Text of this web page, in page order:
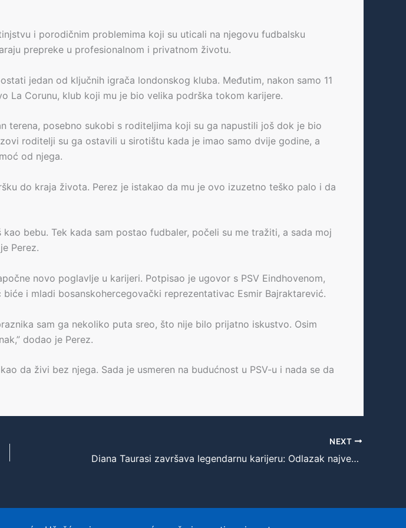
i porodičnim problemima koji su uticali na njegovu fudbalsku
prepreke u profesionalnom i privatnom životu.
jedan od ključnih igrača londonskog kluba. Međutim, nakon samo 11
La Corunu, klub koji mu je bio velika podrška tokom karijere.
posebno sukobi s roditeljima koji su ga napustili još dok je bio
roditelji su ga ostavili u sirotištu kada je imao samo dvije godine, a
od njega.
do kraja života. Perez je istakao da mu je ovo izuzetno teško palo i da
bebu. Tek kada sam postao fudbaler, počeli su me tražiti, a sada moj
Perez.
novo poglavlje u karijeri. Potpisao je ugovor s PSV Eindhovenom,
i mladi bosanskohercegovački reprezentativac Esmir Bajraktarević.
sam ga nekoliko puta sreo, što nije bilo prijatno iskustvo. Osim
dodao je Perez.
da živi bez njega. Sada je usmeren na budućnost u PSV-u i nada se da
NEXT
Diana Taurasi završava legendarnu karijeru: Odlazak najveće košarkašice svih vremena